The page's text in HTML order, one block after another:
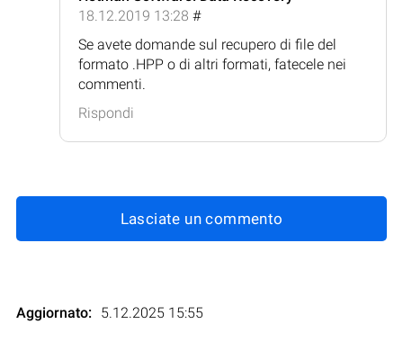
18.12.2019 13:28 #
Se avete domande sul recupero di file del
formato .HPP o di altri formati, fatecele nei
commenti.
Rispondi
Lasciate un commento
Aggiornato: 5.12.2025 15:55